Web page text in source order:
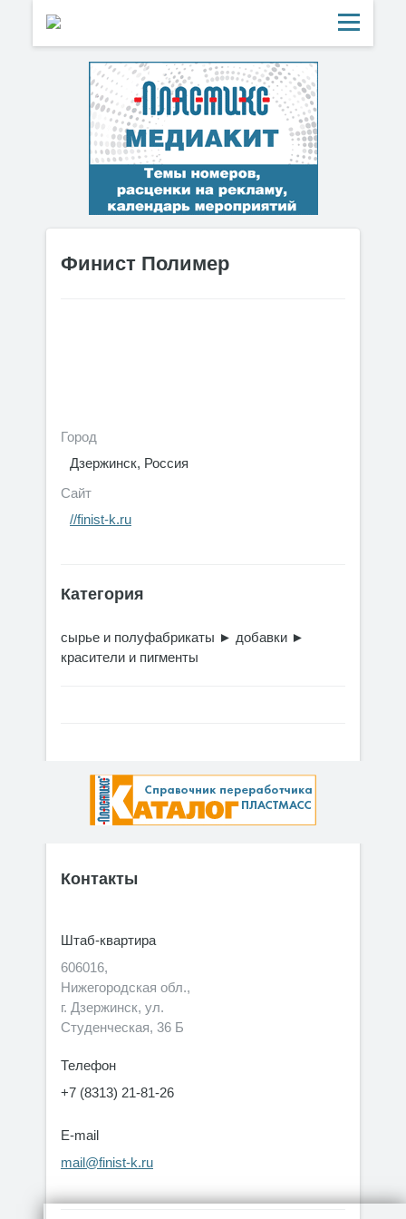
Финист Полимер
Город
Дзержинск, Россия
Сайт
//finist-k.ru
Категория
сырье и полуфабрикаты ► добавки ►
красители и пигменты
Контакты
Штаб-квартира
606016,
Нижегородская обл.,
г. Дзержинск, ул.
Студенческая, 36 Б
Телефон
+7 (8313) 21-81-26
E-mail
mail@finist-k.ru